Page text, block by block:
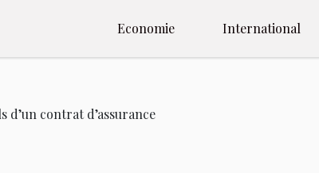
Economie International
d’un contrat d’assurance